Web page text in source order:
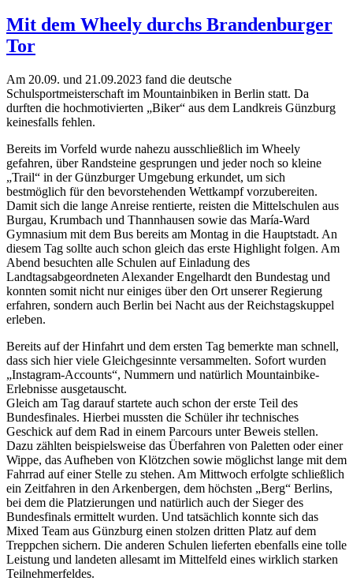
Mit dem Wheely durchs Brandenburger
Tor
Am 20.09. und 21.09.2023 fand die deutsche
Schulsportmeisterschaft im Mountainbiken in Berlin statt. Da
durften die hochmotivierten „Biker“ aus dem Landkreis Günzburg
keinesfalls fehlen.
Bereits im Vorfeld wurde nahezu ausschließlich im Wheely
gefahren, über Randsteine gesprungen und jeder noch so kleine
„Trail“ in der Günzburger Umgebung erkundet, um sich
bestmöglich für den bevorstehenden Wettkampf vorzubereiten.
Damit sich die lange Anreise rentierte, reisten die Mittelschulen aus
Burgau, Krumbach und Thannhausen sowie das María-Ward
Gymnasium mit dem Bus bereits am Montag in die Hauptstadt. An
diesem Tag sollte auch schon gleich das erste Highlight folgen. Am
Abend besuchten alle Schulen auf Einladung des
Landtagsabgeordneten Alexander Engelhardt den Bundestag und
konnten somit nicht nur einiges über den Ort unserer Regierung
erfahren, sondern auch Berlin bei Nacht aus der Reichstagskuppel
erleben.
Bereits auf der Hinfahrt und dem ersten Tag bemerkte man schnell,
dass sich hier viele Gleichgesinnte versammelten. Sofort wurden
„Instagram-Accounts“, Nummern und natürlich Mountainbike-
Erlebnisse ausgetauscht.
Gleich am Tag darauf startete auch schon der erste Teil des
Bundesfinales. Hierbei mussten die Schüler ihr technisches
Geschick auf dem Rad in einem Parcours unter Beweis stellen.
Dazu zählten beispielsweise das Überfahren von Paletten oder einer
Wippe, das Aufheben von Klötzchen sowie möglichst lange mit dem
Fahrrad auf einer Stelle zu stehen. Am Mittwoch erfolgte schließlich
ein Zeitfahren in den Arkenbergen, dem höchsten „Berg“ Berlins,
bei dem die Platzierungen und natürlich auch der Sieger des
Bundesfinals ermittelt wurden. Und tatsächlich konnte sich das
Mixed Team aus Günzburg einen stolzen dritten Platz auf dem
Treppchen sichern. Die anderen Schulen lieferten ebenfalls eine tolle
Leistung und landeten allesamt im Mittelfeld eines wirklich starken
Teilnehmerfeldes.